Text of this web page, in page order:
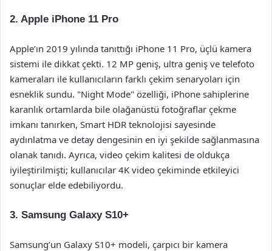
2. Apple iPhone 11 Pro
Apple’ın 2019 yılında tanıttığı iPhone 11 Pro, üçlü kamera
sistemi ile dikkat çekti. 12 MP geniş, ultra geniş ve telefoto
kameraları ile kullanıcıların farklı çekim senaryoları için
esneklik sundu. "Night Mode" özelliği, iPhone sahiplerine
karanlık ortamlarda bile olağanüstü fotoğraflar çekme
imkanı tanırken, Smart HDR teknolojisi sayesinde
aydınlatma ve detay dengesinin en iyi şekilde sağlanmasına
olanak tanıdı. Ayrıca, video çekim kalitesi de oldukça
iyileştirilmişti; kullanıcılar 4K video çekiminde etkileyici
sonuçlar elde edebiliyordu.
3. Samsung Galaxy S10+
Samsung’un Galaxy S10+ modeli, çarpıcı bir kamera